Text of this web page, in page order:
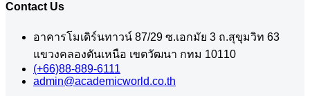
Contact Us
อาคารโมเดิร์นทาวน์ 87/29 ซ.เอกมัย 3 ถ.สุขุมวิท 63
แขวงคลองตันเหนือ เขตวัฒนา กทม 10110
(+66)88-889-6111
admin@academicworld.co.th